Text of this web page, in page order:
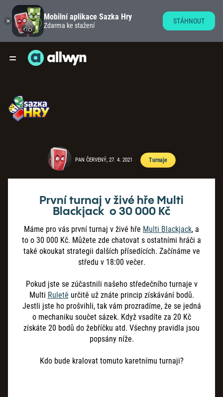
PAN ČERVENÝ, 27. 4. 2021 Turnaje
První turnaj v živé hře Multi
Blackjack o 30 000 Kč
Máme pro vás první turnaj v živé hře Multi Blackjack, a
to o 30 000 Kč. Můžete zde chatovat s ostatními hráči a
také okoukat strategii dalších přísedících. Začínáme ve
středu v 18:00 večer.
Pokud jste se zúčastnili našeho středečního turnaje v
Multi Ruletě určitě už znáte princip získávání bodů.
Jestli jste ho prošvihli, tak vám prozradíme, že se jedná
o mechaniku součet sázek. Když vsadíte za 20 Kč
získáte 20 bodů do žebříčku atd. Všechny pravidla jsou
popsány níže.
Kdo bude kralovat tomuto karetnímu turnaji?
Mobilní aplikace Sazka Hry
Zdarma ke stažení
STÁHNOUT